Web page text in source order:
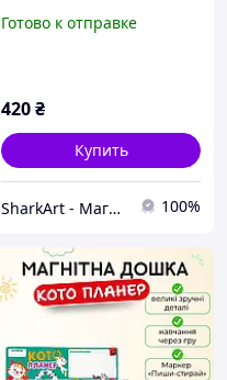
огоньками и
см
Готово к отправке
420₴
Купить
SharkArt - Магнитные планеры, мудборды, грифельные доски, карта Украины. . 100%